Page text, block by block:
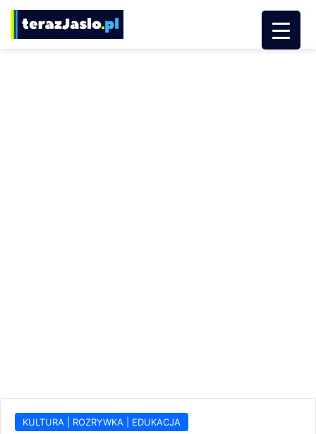
KULTURA | ROZRYWKA | EDUKACJA